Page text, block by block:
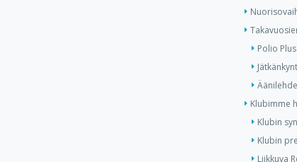
Polio Plus
Klubimme
Klubin
Klubin
Liikkuva